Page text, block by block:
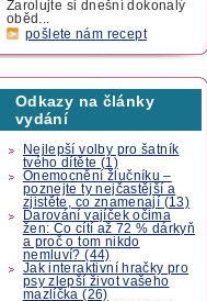
Zarolujte si dnešní dokonalý
oběd...
pošlete nám recept
Odkazy na články
vydání
Nejlepší volby pro šatník
tvého dítěte (1)
Onemocnění žlučníku –
poznejte ty nejčastější a
zjistěte, co znamenají (13)
Darování vajíček očima
žen: Co cítí až 72 % dárkyň
a proč o tom nikdo
nemluví? (44)
Jak interaktivní hračky pro
psy zlepší život vašeho
mazlíčka (26)